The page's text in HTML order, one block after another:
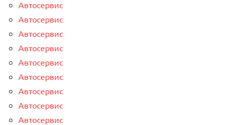
Автосервис
Автосервис
Автосервис
Автосервис
Автосервис
Автосервис
Автосервис
Автосервис
Автосервис